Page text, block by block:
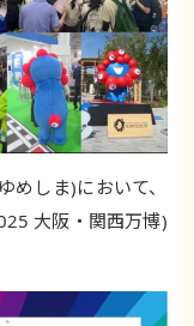
しま)において、
大阪・関西万博)